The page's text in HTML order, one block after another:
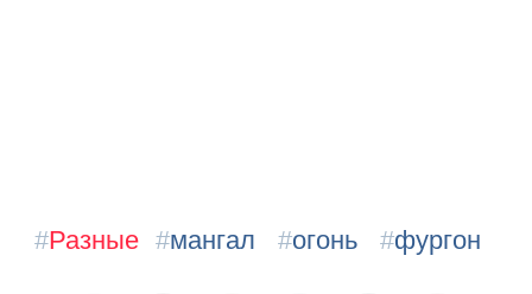
#Разные #мангал #огонь #фургон